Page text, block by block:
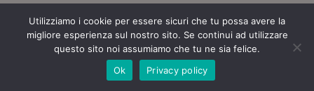
© AIEOP – Tutti i diritti riservati
Utilizziamo i cookie per essere sicuri che tu possa avere la
migliore esperienza sul nostro sito. Se continui ad utilizzare
questo sito noi assumiamo che tu ne sia felice.
Ok
Privacy policy